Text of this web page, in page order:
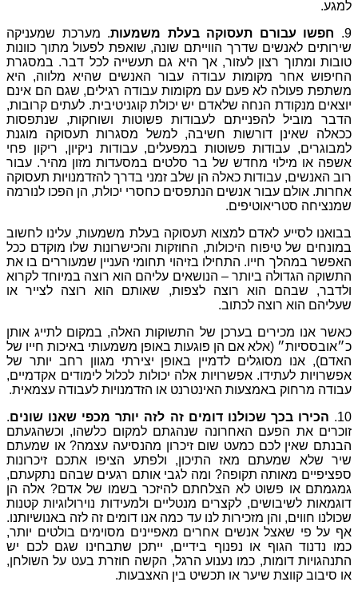
בעלת משמעות.מערכת שמעניקה
הווייתם שונה,שואפת לפעול מתוך כוונות
,אך היא גם תעשייה לכל דבר.במסגרת
עבודה עבור האנשים שהיא מלווה, היא
עם מקומות עבודה רגילים,שגם הם אינם
יש יכולת קוגניטיבית.לעתים קרובות,
לעבודות פשוטות ושוחקות,שנתפסות
חשיבה, למשל מסגרות תעסוקה מוגנת
במפעלים,עבודות ניקיון ,ריקון פחי
בר סלטים במסעדות מזון מהיר.עבור
הן שלב זמני בדרך להזדמנויות תעסוקה
הנתפסים כחסרי יכולת,הן הפכו לנורמה
תעסוקה בעלת משמעות ,עלינו לחשוב
,החוזקות והכישרונות שלו מוקדם ככל
בזיהוי תחומי העניין שמעוררים בו את
הנושאים עליהם הוא רוצה במיוחד לקרוא
לצפות,שאותם הוא רוצה לצייר או
.
של התשוקות האלה,במקום לתייג אותן
הן פוגעות באופן משמעותי באיכות חייו של
באופן יצירתי מגוון רחב יותר של
אלה יכולות לכלול לימודים אקדמיים,
האינטרנט או הזדמנויות לעבודה עצמאית.
דומים זה לזה יותר מכפי שאנו שונים .
שנהגתם למקום כלשהו ,וכשהגעתם
שום זיכרון מהנסיעה עצמה? או שמעתם
התיכון, ולפתע הציפו אתכם
זיכרונות
?ומה לגבי אותם רגעים שבהם נתקעתם,
להיזכר בשמו של אדם?אלה הן
מנטליים ולמעידות נוירולוגיות קטנות
לנו עד כמה אנו דומים זה לזה באנושיותנו
אחרים מאפיינים מסוימים בולטים יותר,
בידיים, ייתכן שתבחינו שגם לכם יש
הרגל,הקשה חוזרת בעט על השולחן,
תכשיט בין האצבעות.